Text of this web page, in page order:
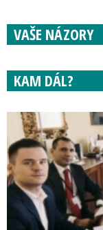
VAŠE NÁZORY
KAM DÁL?